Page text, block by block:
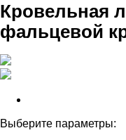
Кровельная
фальцевой
Выберите параметры: